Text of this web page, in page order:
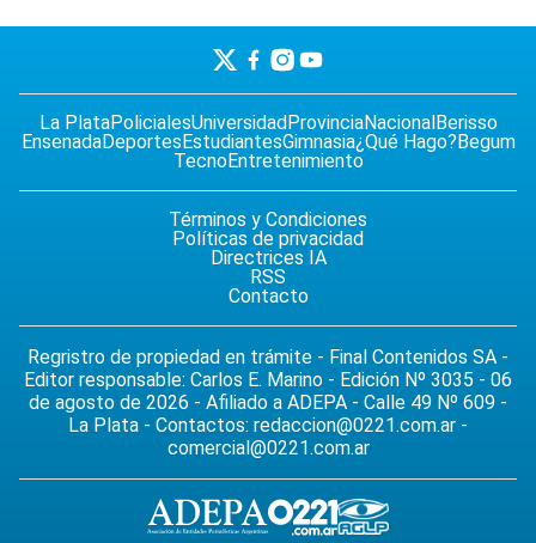
La PlataPolicialesUniversidadProvinciaNacionalBerisso
EnsenadaDeportesEstudiantesGimnasia¿Qué Hago?Begum
TecnoEntretenimiento
Términos y Condiciones
Políticas de privacidad
Directrices IA
RSS
Contacto
Regristro de propiedad en trámite - Final Contenidos SA -
Editor responsable: Carlos E. Marino - Edición Nº 3035 - 06
de agosto de 2026 - Afiliado a ADEPA - Calle 49 Nº 609 -
La Plata - Contactos: redaccion@0221.com.ar -
comercial@0221.com.ar